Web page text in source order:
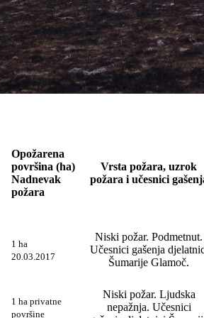
Opožarena
površina (ha)
Nadnevak
požara
Vrsta požara, uzrok
požara i učesnici
1 ha
20.03.2017
Niski požar. Podmetnut.
Učesnici gašenja
Šumarije Glamoč.
1 ha privatne
površine
Niski požar. Ljudska
nepažnja. Učesnici